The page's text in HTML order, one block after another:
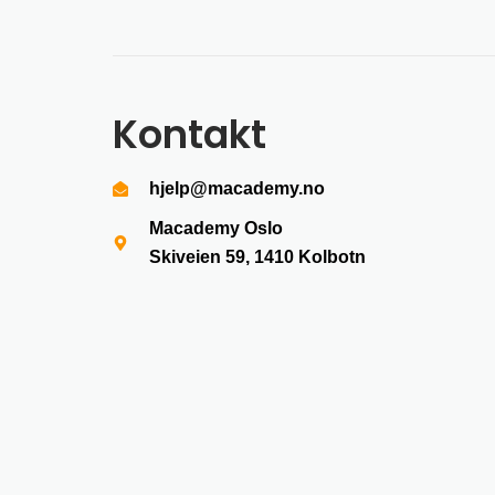
Kontakt
hjelp@macademy.no
Macademy Oslo
Skiveien 59, 1410 Kolbotn